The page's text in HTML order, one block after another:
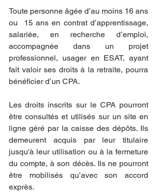
Toute personne âgée d’au moins 16 ans
ou  15 ans en contrat d’apprentissage,
salariée, en recherche d’emploi,
accompagnée dans un projet
professionnel, usager en ESAT, ayant
fait valoir ses droits à la retraite, pourra
bénéficier d’un CPA.
Les droits inscrits sur le CPA pourront
être consultés et utilisés sur un site en
ligne géré par la caisse des dépôts. Ils
demeurent acquis par leur titulaire
jusqu'à leur utilisation ou à la fermeture
du compte, à son décès. Ils ne pourront
être mobilisés qu’avec son accord
exprès.